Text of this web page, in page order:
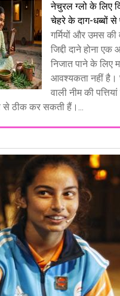
नेचुरल ग्लो के लिए
चेहरे के दाग-धब्बों से
गर्मियों और उमस
जिद्दी दाने होना
निजात पाने के लिए
आवश्यकता नहीं
वाली नीम की
से ठीक कर सकती हैं।...